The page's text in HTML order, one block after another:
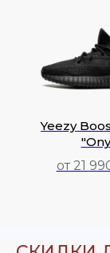
Yeezy
от 21